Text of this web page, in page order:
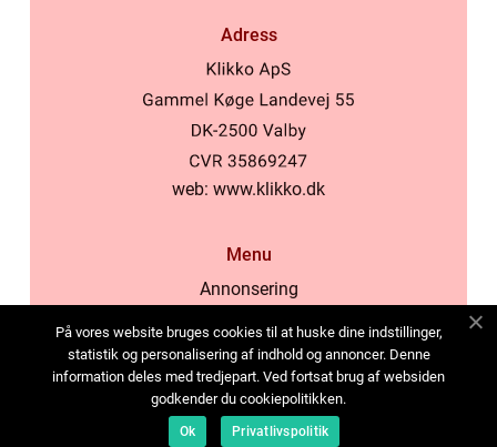
Adress
web: www.klikko.dk
Menu
Annonsering
Cookies
Kontakta oss
Sitemap
På vores website bruges cookies til at huske dine indstillinger,
statistik og personalisering af indhold og annoncer. Denne
information deles med tredjepart. Ved fortsat brug af websiden
godkender du cookiepolitikken.
Ok Privatlivspolitik